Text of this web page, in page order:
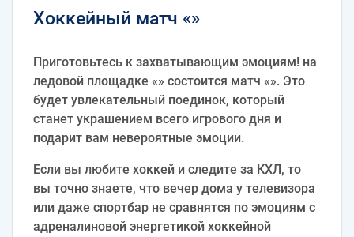
Хоккейный матч «»
Приготовьтесь к захватывающим эмоциям! на
ледовой площадке «» состоится матч «». Это
будет увлекательный поединок, который
станет украшением всего игрового дня и
подарит вам невероятные эмоции.
Если вы любите хоккей и следите за КХЛ, то
вы точно знаете, что вечер дома у телевизора
или даже спортбар не сравнятся по эмоциям с
адреналиновой энергетикой хоккейной